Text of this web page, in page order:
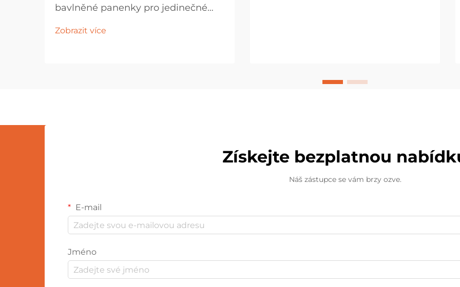
bavlněné panenky pro jedinečné
pozornosti jako o samotném
Zobrazit více
Získejte bezplatnou
Náš zástupce se vám brzy ozve.
E-mail
Jméno